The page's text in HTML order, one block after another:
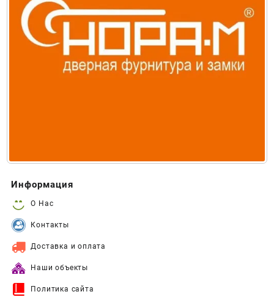
Информация
О Нас
Контакты
Доставка и оплата
Наши объекты
Политика сайта